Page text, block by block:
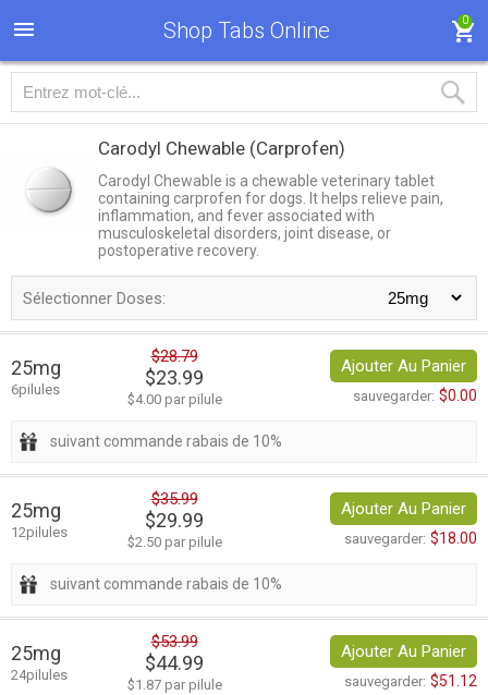
Shop Tabs Online 0
Carodyl Chewable (Carprofen)
Carodyl Chewable is a chewable veterinary tablet
containing сarprofen for dogs. It helps relieve pain,
inflammation, and fever associated with
musculoskeletal disorders, joint disease, or
postoperative recovery.
Sélectionner Doses:
25mg
6pilules
$28.79
$23.99
$4.00 par pilule
Ajouter Au Panier
sauvegarder: $0.00
suivant commande rabais de 10%
25mg
12pilules
$35.99
$29.99
$2.50 par pilule
Ajouter Au Panier
sauvegarder: $18.00
suivant commande rabais de 10%
25mg
24pilules
$53.99
$44.99
$1.87 par pilule
Ajouter Au Panier
sauvegarder: $51.12